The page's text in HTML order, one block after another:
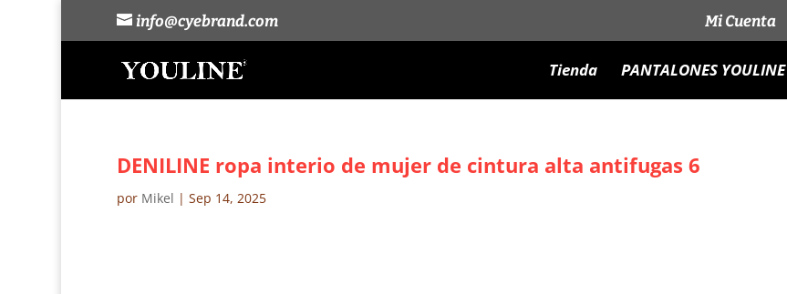
info@cyebrand.com Mi Cuenta
Tienda PANTALONES YOULINE
DENILINE ropa interio de mujer de cintura alta antifugas 6
por Mikel | Sep 14, 2025